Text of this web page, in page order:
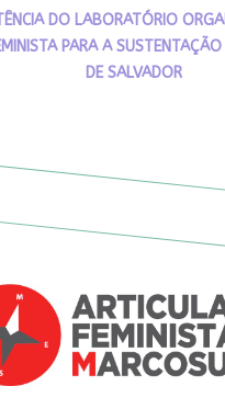
DO LABORATÓRIO
PARA A
DE SALVADOR